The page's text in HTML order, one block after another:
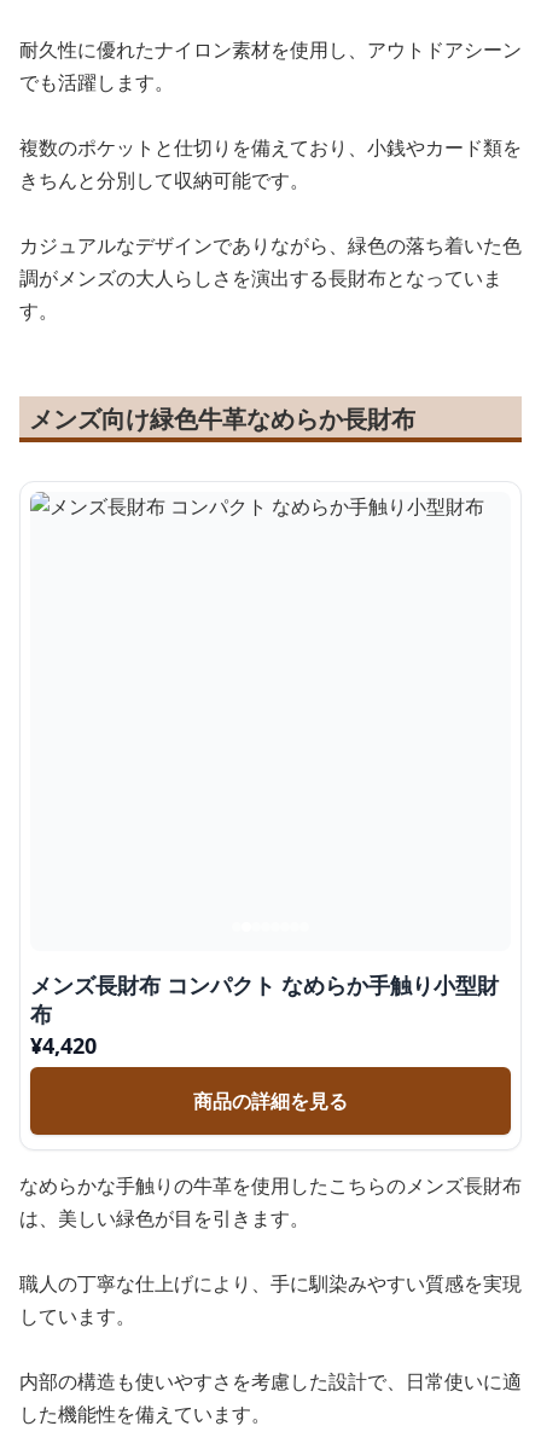
耐久性に優れたナイロン素材を使用し、アウトドアシーン
でも活躍します。
複数のポケットと仕切りを備えており、小銭やカード類を
きちんと分別して収納可能です。
カジュアルなデザインでありながら、緑色の落ち着いた色
調がメンズの大人らしさを演出する長財布となっていま
す。
メンズ向け緑色牛革なめらか長財布
メンズ長財布 コンパクト なめらか手触り小型財
布
¥4,420
商品の詳細を見る
なめらかな手触りの牛革を使用したこちらのメンズ長財布
は、美しい緑色が目を引きます。
職人の丁寧な仕上げにより、手に馴染みやすい質感を実現
しています。
内部の構造も使いやすさを考慮した設計で、日常使いに適
した機能性を備えています。